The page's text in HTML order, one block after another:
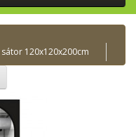
120x120x200cm